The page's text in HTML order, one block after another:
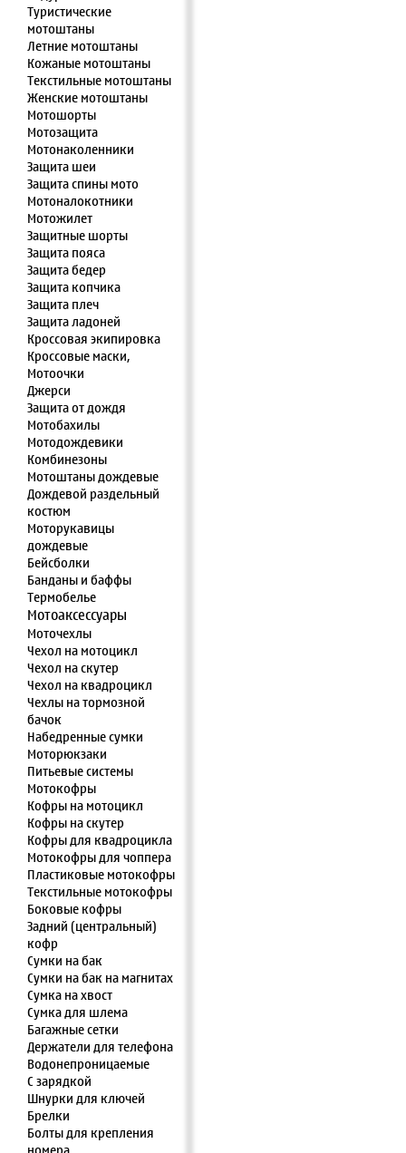
Туристические
мотоштаны
Летние мотоштаны
Кожаные мотоштаны
Текстильные мотоштаны
Женские мотоштаны
Мотошорты
Мотозащита
Мотонаколенники
Защита шеи
Защита спины мото
Мотоналокотники
Мотожилет
Защитные шорты
Защита пояса
Защита бедер
Защита копчика
Защита плеч
Защита ладоней
Кроссовая экипировка
Кроссовые маски,
Мотоочки
Джерси
Защита от дождя
Мотобахилы
Мотодождевики
Комбинезоны
Мотоштаны дождевые
Дождевой раздельный
костюм
Моторукавицы
дождевые
Бейсболки
Банданы и баффы
Термобелье
Мотоаксессуары
Моточехлы
Чехол на мотоцикл
Чехол на скутер
Чехол на квадроцикл
Чехлы на тормозной
бачок
Набедренные сумки
Моторюкзаки
Питьевые системы
Мотокофры
Кофры на мотоцикл
Кофры на скутер
Кофры для квадроцикла
Мотокофры для чоппера
Пластиковые мотокофры
Текстильные мотокофры
Боковые кофры
Задний (центральный)
кофр
Сумки на бак
Сумки на бак на магнитах
Сумка на хвост
Сумка для шлема
Багажные сетки
Держатели для телефона
Водонепроницаемые
С зарядкой
Шнурки для ключей
Брелки
Болты для крепления